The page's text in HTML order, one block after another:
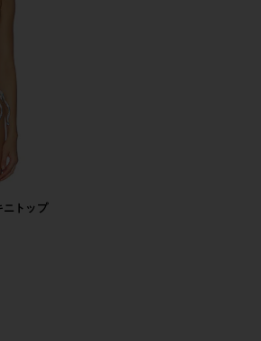
ニトップ
BEA トライアングルビキニトップ